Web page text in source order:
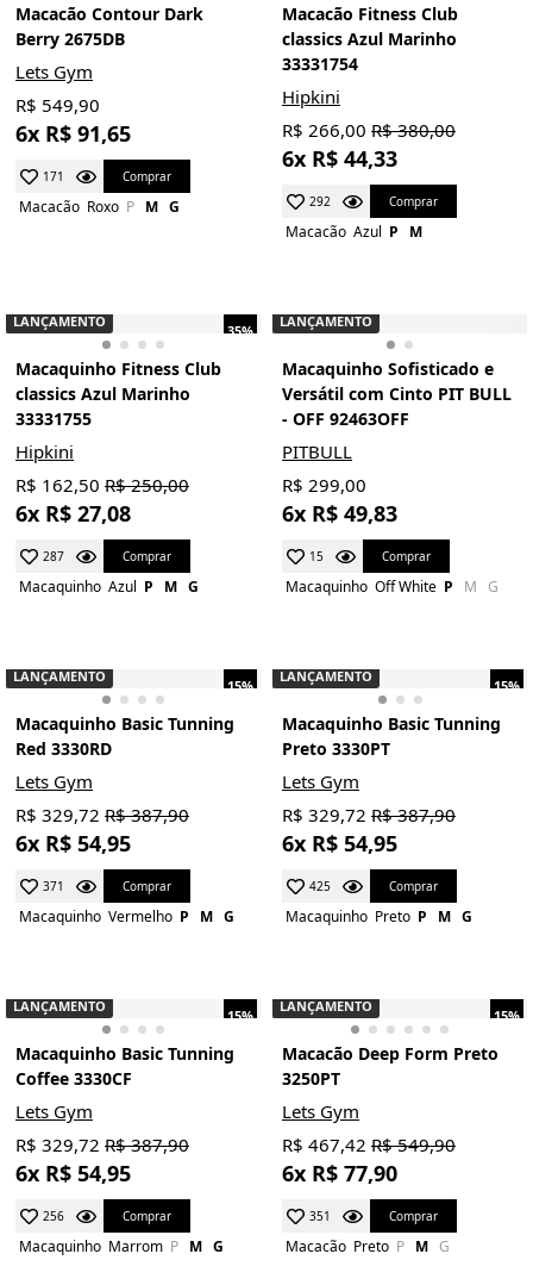
Macacão Contour Dark
Berry 2675DB
Lets Gym
R$ 549,90
6x R$ 91,65
171 Comprar
Macacão Roxo P M G
Macacão Fitness Club
classics Azul Marinho
33331754
Hipkini
R$ 266,00 R$ 380,00
6x R$ 44,33
292 Comprar
Macacão Azul P M
35%
LANÇAMENTO
Macaquinho Fitness Club
classics Azul Marinho
33331755
Hipkini
R$ 162,50 R$ 250,00
6x R$ 27,08
287 Comprar
Macaquinho Azul P M G
LANÇAMENTO
Macaquinho Sofisticado e
Versátil com Cinto PIT BULL
- OFF 92463OFF
PITBULL
R$ 299,00
6x R$ 49,83
15 Comprar
Macaquinho Off White P M G
15%
LANÇAMENTO
Macaquinho Basic Tunning
Red 3330RD
Lets Gym
R$ 329,72 R$ 387,90
6x R$ 54,95
371 Comprar
Macaquinho Vermelho P M G
15%
LANÇAMENTO
Macaquinho Basic Tunning
Preto 3330PT
Lets Gym
R$ 329,72 R$ 387,90
6x R$ 54,95
425 Comprar
Macaquinho Preto P M G
15%
LANÇAMENTO
Macaquinho Basic Tunning
Coffee 3330CF
Lets Gym
R$ 329,72 R$ 387,90
6x R$ 54,95
256 Comprar
Macaquinho Marrom P M G
15%
LANÇAMENTO
Macacão Deep Form Preto
3250PT
Lets Gym
R$ 467,42 R$ 549,90
6x R$ 77,90
351 Comprar
Macacão Preto P M G